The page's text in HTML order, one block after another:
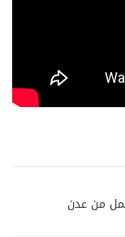
من عدن